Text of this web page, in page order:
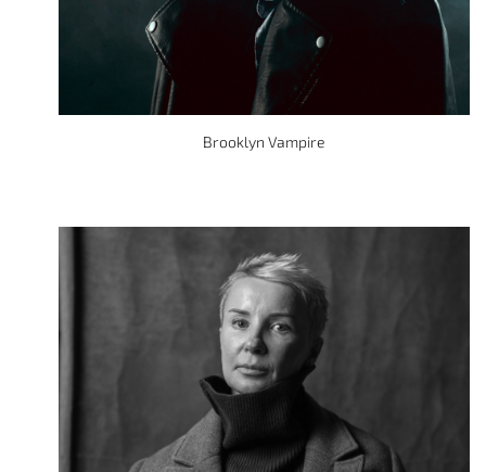
Brooklyn Vampire